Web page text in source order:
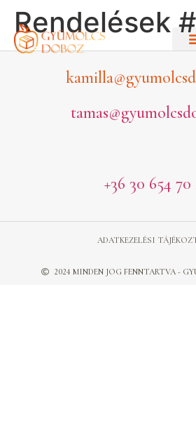
Rendelések
+36 30 654 70
2024 MINDEN JOG FENNTARTVA -
ADATKEZELÉSI